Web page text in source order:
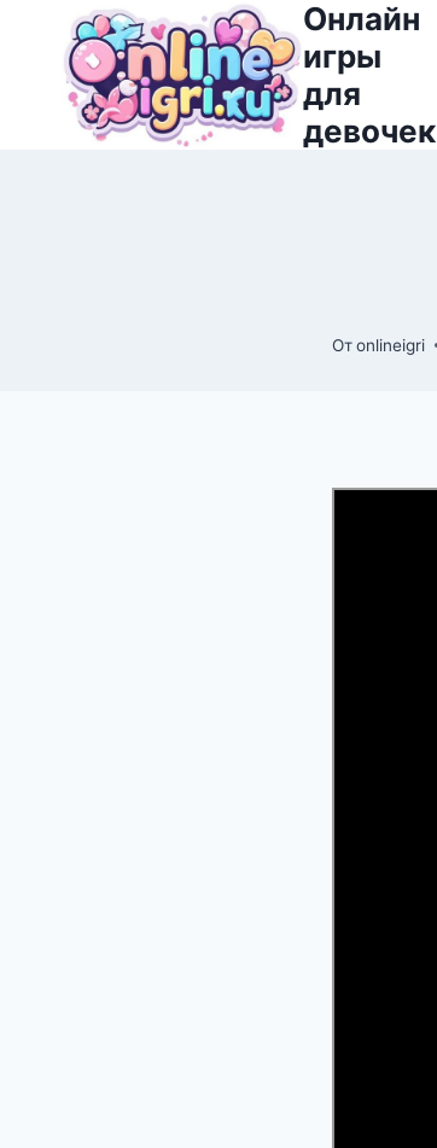
Перейти
содержимому
Онлайн
игры
для
девочек
Отonlineigri